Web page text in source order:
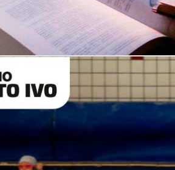
Turmas Reduzidas
NOVOS
em Contato